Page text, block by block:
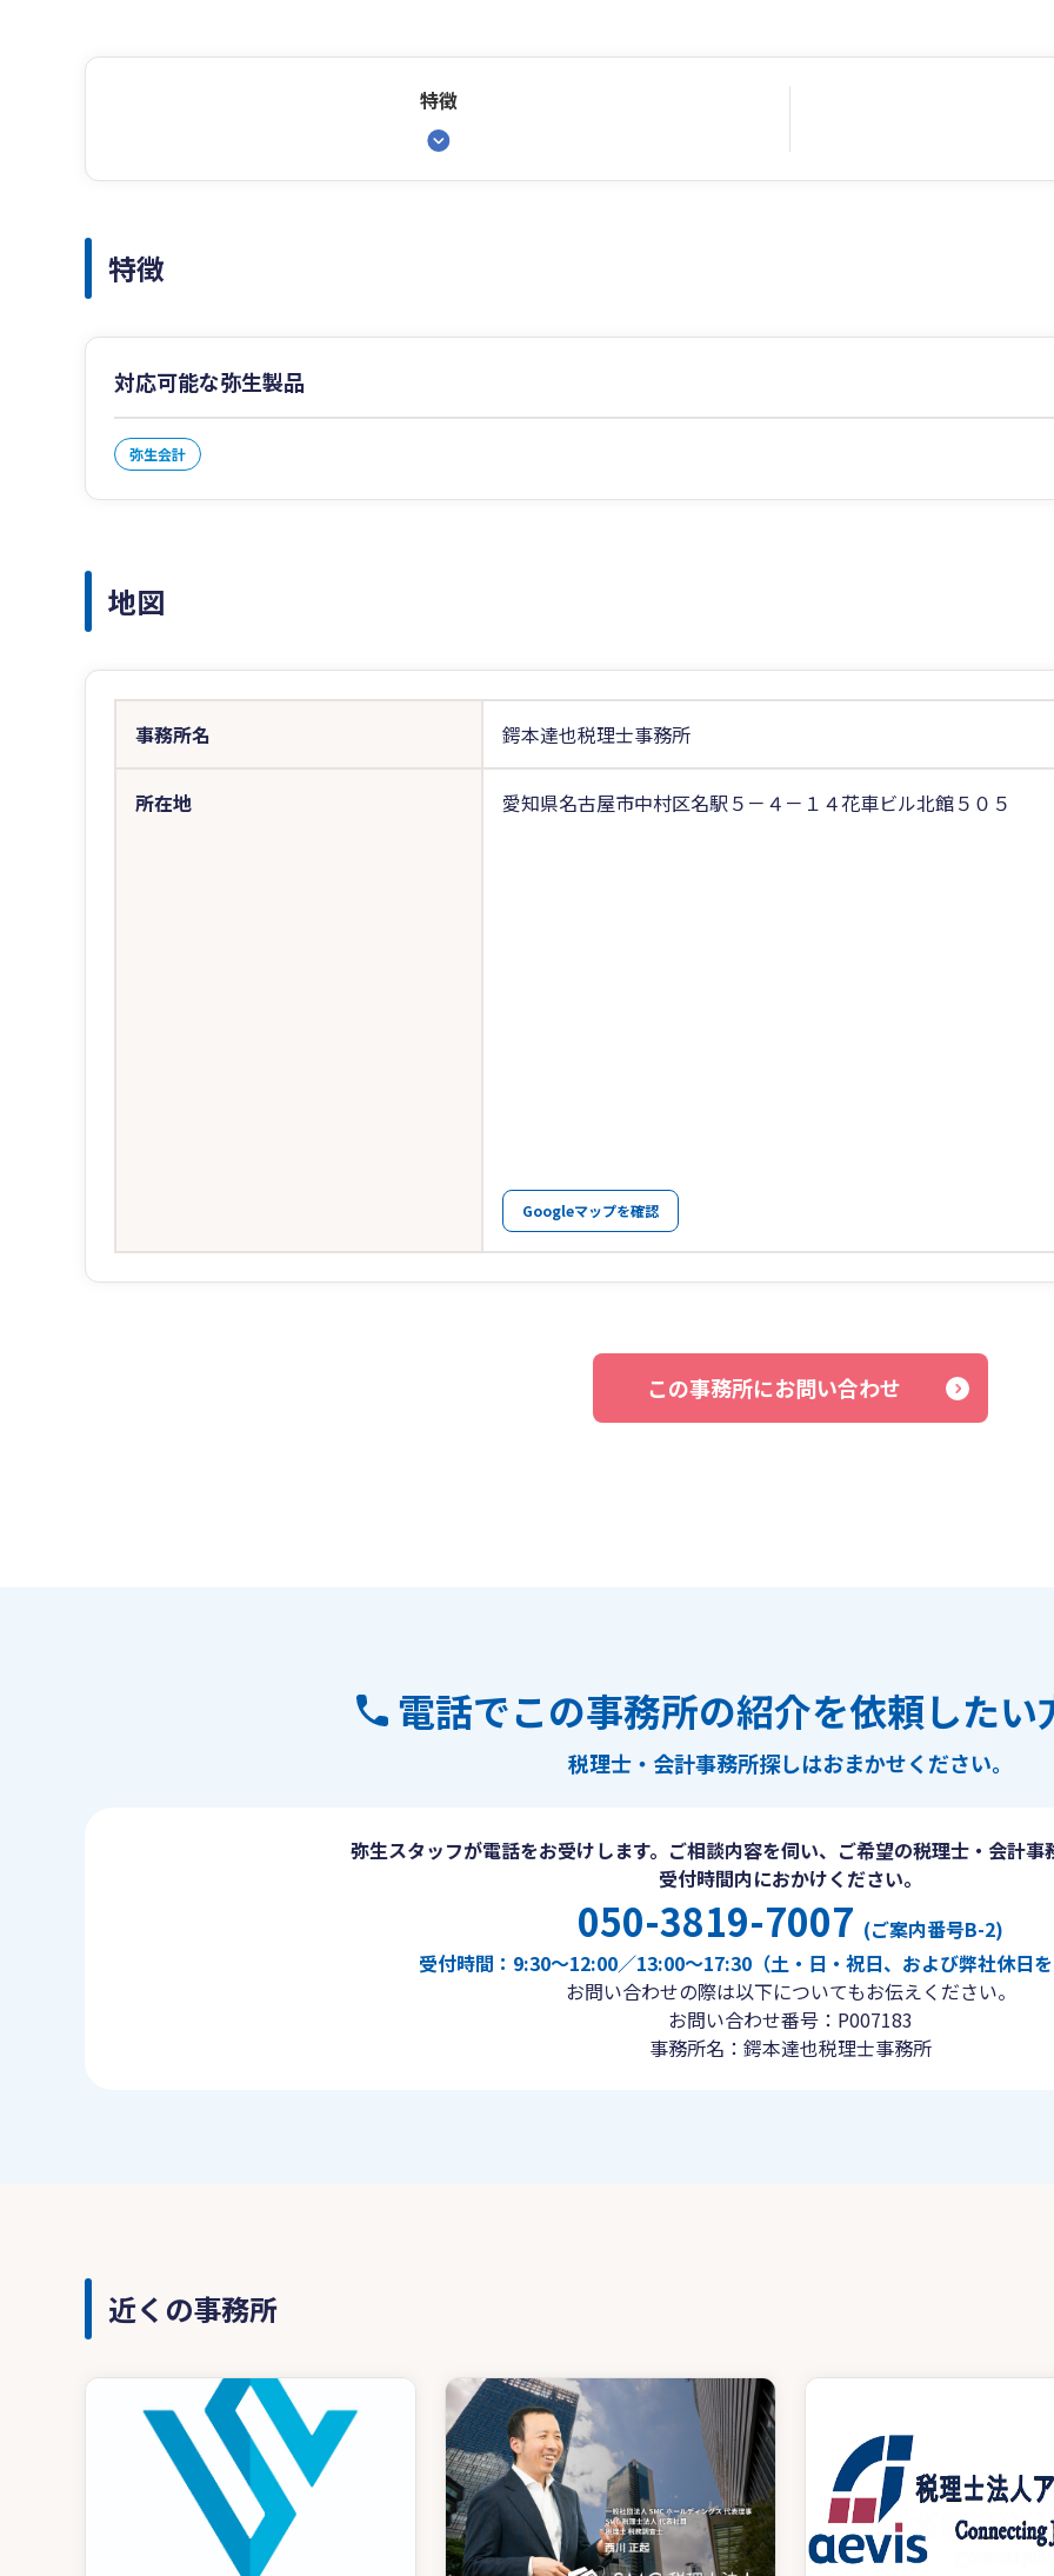
特徴
特徴
対応可能な弥生製品
弥生会計
地図
事務所名 鍔本達也税理士事務所
所在地 愛知県名古屋市中村区名駅５－４－１４花車ビル北館５０５
Googleマップを確認
この事務所にお問い合わせ
電話でこの事務所の紹介を依頼したい
税理士・会計事務所探しはおまかせください。
弥生スタッフが電話をお受けします。ご相談内容を伺い、ご希望の税理士・会計事
受付時間内におかけください。
050-3819-7007 (ご案内番号B-2)
受付時間：9:30〜12:00／13:00〜17:30（土・日・祝日、および弊社休日
お問い合わせの際は以下についてもお伝えください。
お問い合わせ番号：P007183
事務所名：鍔本達也税理士事務所
近くの事務所